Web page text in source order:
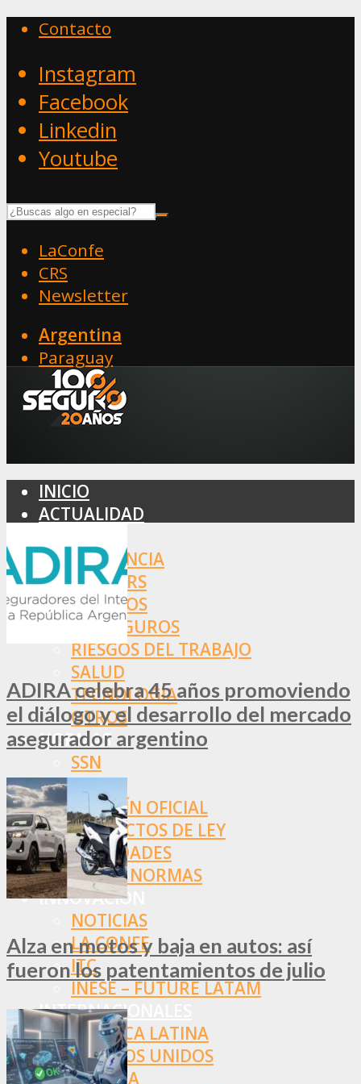
Contacto
Instagram
Facebook
Linkedin
Youtube
LaConfe
CRS
Newsletter
Argentina
Paraguay
INICIO
ACTUALIDAD
ASISTENCIA
BROKERS
SEGUROS
REASEGUROS
RIESGOS DEL TRABAJO
SALUD
TECNOLOGÍA
OTROS
NORMAS
SSN
SRT
BOLETÍN OFICIAL
PROYECTOS DE LEY
SOCIEDADES
OTRAS NORMAS
INNOVACIÓN
NOTICIAS
LA CONFE
ITC
INESE – FÜTURE LATAM
INTERNACIONALES
AMÉRICA LATINA
ESTADOS UNIDOS
EUROPA
ADIRA celebra 45 años promoviendo
el diálogo y el desarrollo del mercado
asegurador argentino
Alza en motos y baja en autos: así
fueron los patentamientos de julio